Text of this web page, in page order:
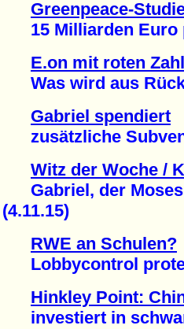
Greenpeace-
15 Milliarden Euro
E.on mit roten
Was wird aus
Gabriel spendiert
zusätzliche
Witz der Woche /
Gabriel, der Moses
(4.11.15)
RWE an Schulen?
Lobbycontrol
Hinkley Point:
investiert in